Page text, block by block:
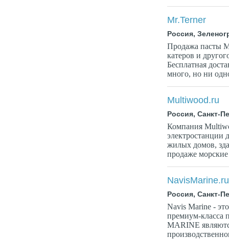
Mr.Terner
Россия,
Продажа пасты
катеров и
Бесплатная
много, но ни
Multiwood.ru
Россия, Санкт-
Компания
электростанции
жилых домов,
продаже
NavisMarine.ru
Россия, Санкт-
Navis Marine -
премиум-класса
MARINE